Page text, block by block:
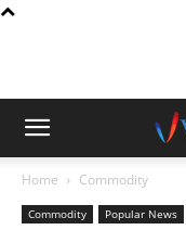
Home Commodity
Commodity Popular News